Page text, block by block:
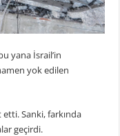
yana İsrail’in
yok edilen
etti. Sanki, farkında
geçirdi.